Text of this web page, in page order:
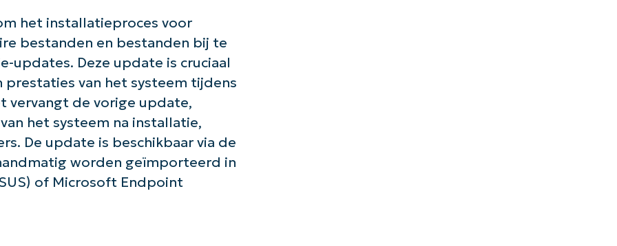
het installatieproces voor
bestanden en bestanden bij te
updates. Deze update is cruciaal
van het systeem tijdens
vervangt de vorige update,
het systeem na installatie,
De update is beschikbaar via de
worden geïmporteerd in
of Microsoft Endpoint
slag met NinjaOne AI-gestuurde KB-analyses!
and
last
name*
Business
email*
Phone
number*